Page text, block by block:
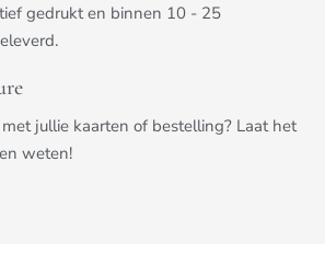
gedrukt en binnen 10 - 25
jullie kaarten of bestelling? Laat het
weten!